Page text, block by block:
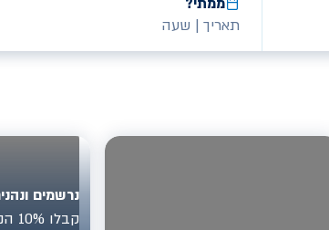
תאריך | שעה
נרשמים
קבלו 10% הנחה להשכרת רכב בישראל